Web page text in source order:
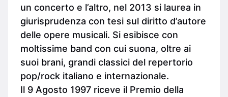
un concerto e l’altro, nel 2013 si laurea in
giurisprudenza con tesi sul diritto d’autore
delle opere musicali. Si esibisce con
moltissime band con cui suona, oltre ai
suoi brani, grandi classici del repertorio
pop/rock italiano e internazionale.
Il 9 Agosto 1997 riceve il Premio della